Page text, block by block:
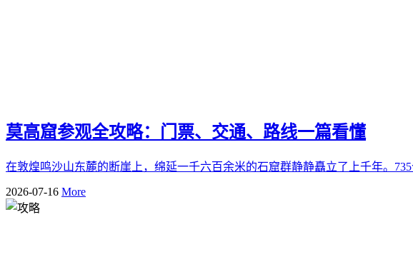
莫高窟参观全攻略：门票、交通、路线一篇看懂
在敦煌鸣沙山东麓的断崖上，绵延一千六百余米的石窟群静静矗立了上千年。
2026-07-16 More